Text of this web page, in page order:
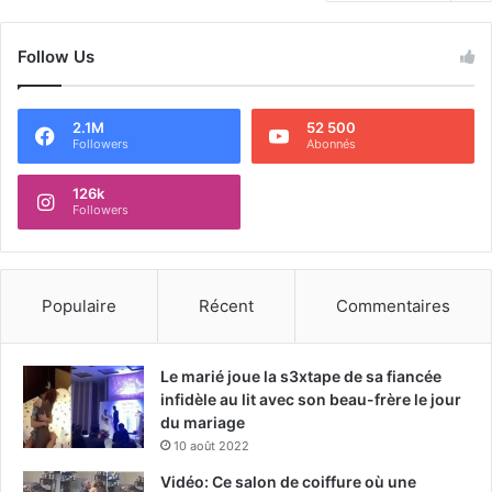
Follow Us
2.1M
Followers
52 500
Abonnés
126k
Followers
Populaire Récent Commentaires
Le marié joue la s3xtape de sa fiancée
infidèle au lit avec son beau-frère le jour
du mariage
10 août 2022
Vidéo: Ce salon de coiffure où une